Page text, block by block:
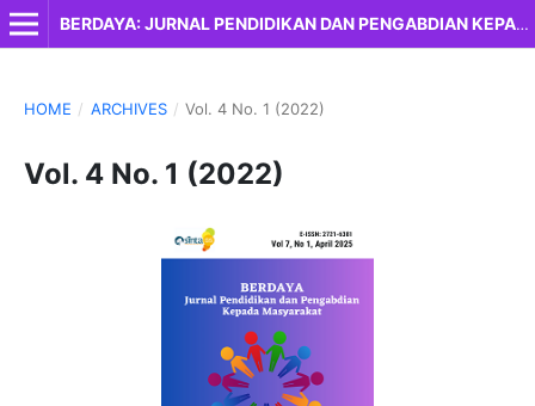
BERDAYA: JURNAL PENDIDIKAN DAN PENGABDIAN KEPADA MASYARAKAT
HOME / ARCHIVES / Vol. 4 No. 1 (2022)
Vol. 4 No. 1 (2022)